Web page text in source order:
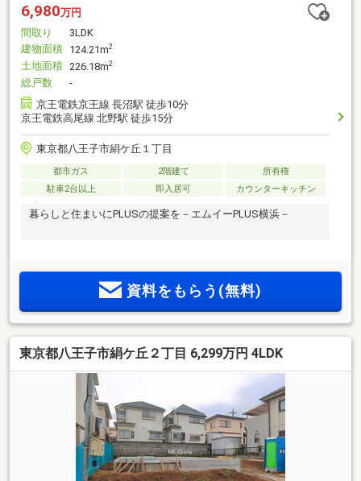
6,980万円
間取り
3LDK
建物面積 124.21m2
土地面積 226.18m2
総戸数
-
京王電鉄京王線 長沼駅 徒歩10分
京王電鉄高尾線 北野駅 徒歩15分
東京都八王子市絹ケ丘１丁目
都市ガス 2階建て
所有権
駐車2台以上
即入居可 カウンターキッチン
暮らしと住まいにPLUSの提案を－エムイーPLUS横浜－
資料をもらう(無料)
東京都八王子市絹ケ丘２丁目 6,299万円 4LDK